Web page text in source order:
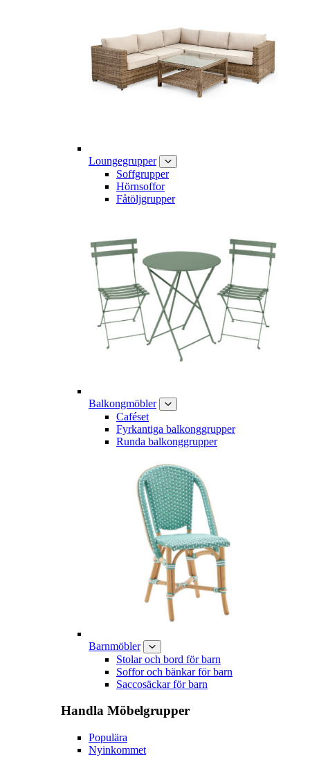
Loungegrupper
Soffgrupper
Hörnsoffor
Fåtöljgrupper
Balkongmöbler
Caféset
Fyrkantiga balkonggrupper
Runda balkonggrupper
Barnmöbler
Stolar och bord för barn
Soffor och bänkar för barn
Saccosäckar för barn
Handla Möbelgrupper
Populära
Nyinkommet